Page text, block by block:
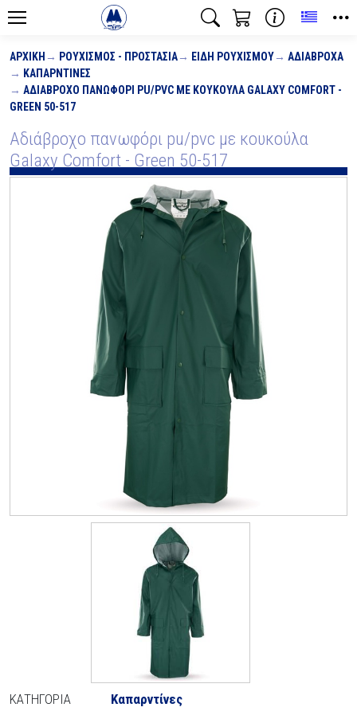
ΑΡΧΙΚΉ ΡΟΥΧΙΣΜΌΣ - ΠΡΟΣΤΑΣΊΑ ΕΊΔΗ ΡΟΥΧΙΣΜΟΎ
ΑΔΙΆΒΡΟΧΑ
ΚΑΠΑΡΝΤΊΝΕΣ
ΑΔΙΆΒΡΟΧΟ ΠΑΝΩΦΌΡΙ PU/PVC ΜΕ ΚΟΥΚΟΎΛΑ GALAXY COMFORT -
GREEN 50-517
Αδιάβροχο πανωφόρι pu/pvc με κουκούλα
Galaxy Comfort - Green 50-517
ΚΑΤΗΓΟΡΊΑ Καπαρντίνες